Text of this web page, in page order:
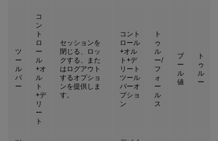
ツ
ー
ル
バ
ー
コ
ン
ト
ロ
ー
ル
+オ
ル
ト
+デ
リ
ー
ト
セッションを
閉じる、ロッ
クする、また
はログアウト
するオプショ
ンを提供しま
す。
コント
ロール
+オル
ト+デ
リート
ツール
バーオ
プショ
ン
ト
ゥ
ル
ー/
フ
ォ
ー
ル
ス
ブ
ー
ル
値
ト
ゥ
ル
ー